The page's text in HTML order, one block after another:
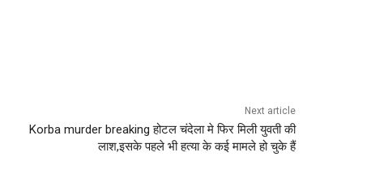
Next article
Korba murder breaking होटल चंदेला मे फिर मिली युवती की
लाश,इसके पहले भी हत्या के कई मामले हो चुके हैं